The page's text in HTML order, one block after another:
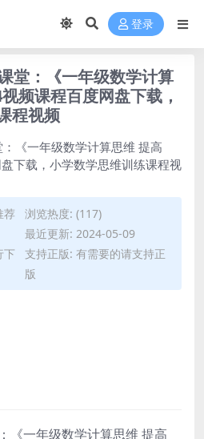
登录
堂：《一年级数学计算
频课程百度网盘下载，
程视频
荐
浏览热度: (117)
最近更新: 2024-05-09
下
支持正版: 有需要的请支持正
版
《一年级数学计算思维 提高